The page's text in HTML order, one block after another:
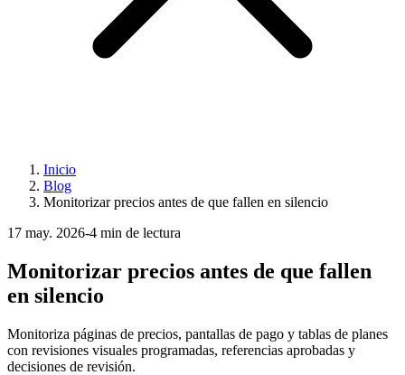
Inicio
Blog
Monitorizar precios antes de que fallen en silencio
17 may. 2026-4 min de lectura
Monitorizar precios antes de que fallen
en silencio
Monitoriza páginas de precios, pantallas de pago y tablas de planes
con revisiones visuales programadas, referencias aprobadas y
decisiones de revisión.